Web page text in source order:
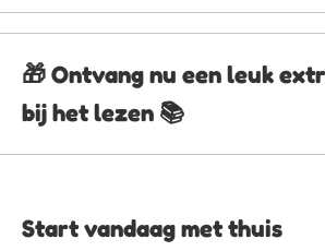
SKU
X001DFRPBL
Categorie
Gymtas
Heckbo
Wil je dit product gratis in laten
aan je winkelmand!
🎁 Voeg product + gratis
🎁 Ontvang nu een leuk
bij het lezen 📚
Start vandaag met thuis